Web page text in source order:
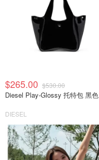
$265.00 $530.00
Diesel Play-Glossy 托特包 黑色
DIESEL